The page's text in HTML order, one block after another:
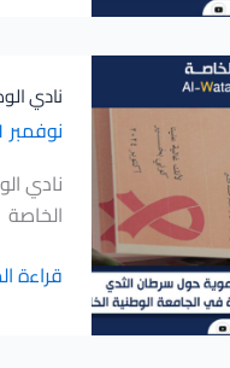
ينظمان
محاضرة
علمية
بعنوان
(
Filler
&
نادي
نوفمبر 11, 2024
نادي
الخاصة
الوطنية
حملة
توعوية
حول
سرطان
قراءة